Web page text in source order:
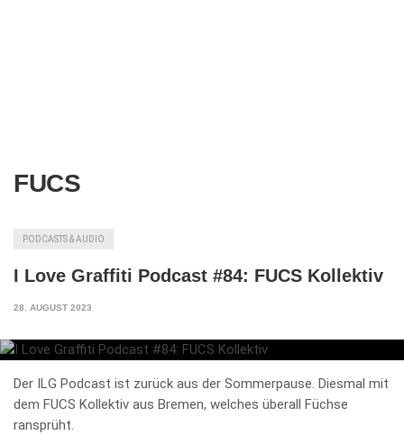
FUCS
PODCASTS & AUDIO
I Love Graffiti Podcast #84: FUCS Kollektiv
28. AUGUST 2023
Der ILG Podcast ist zurück aus der Sommerpause. Diesmal mit
dem FUCS Kollektiv aus Bremen, welches überall Füchse
ransprüht.